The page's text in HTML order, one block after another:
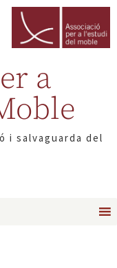
a
i salvaguarda del